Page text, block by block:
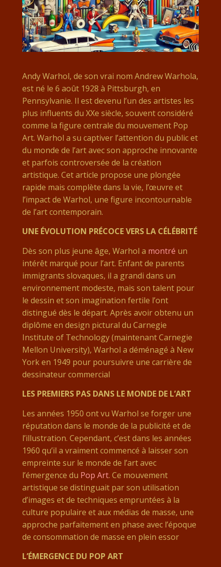
Andy Warhol, de son vrai nom Andrew Warhola,
est né le 6 août 1928 à Pittsburgh, en
Pennsylvanie. Il est devenu l’un des artistes les
plus influents du XXe siècle, souvent considéré
comme la figure centrale du mouvement Pop
Art. Warhol a su captiver l’attention du public et
du monde de l’art avec son approche innovante
et parfois controversée de la création
artistique. Cet article propose une plongée
rapide mais complète dans la vie, l’œuvre et
l’impact de Warhol, une figure incontournable
de l’art contemporain.
UNE ÉVOLUTION PRÉCOCE VERS LA CÉLÉBRITÉ
Dès son plus jeune âge, Warhol a montré un
intérêt marqué pour l’art. Enfant de parents
immigrants slovaques, il a grandi dans un
environnement modeste, mais son talent pour
le dessin et son imagination fertile l’ont
distingué dès le départ. Après avoir obtenu un
diplôme en design pictural du Carnegie
Institute of Technology (maintenant Carnegie
Mellon University), Warhol a déménagé à New
York en 1949 pour poursuivre une carrière de
dessinateur commercial​
LES PREMIERS PAS DANS LE MONDE DE L’ART
Les années 1950 ont vu Warhol se forger une
réputation dans le monde de la publicité et de
l’illustration. Cependant, c’est dans les années
1960 qu’il a vraiment commencé à laisser son
empreinte sur le monde de l’art avec
l’émergence du Pop Art. Ce mouvement
artistique se distinguait par son utilisation
d’images et de techniques empruntées à la
culture populaire et aux médias de masse, une
approche parfaitement en phase avec l’époque
de consommation de masse en plein essor​
L’ÉMERGENCE DU POP ART